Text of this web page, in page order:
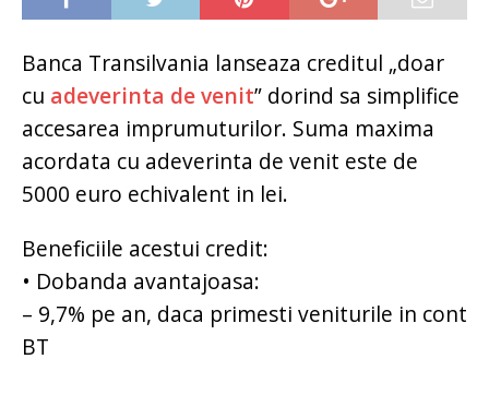
Banca Transilvania lanseaza creditul „doar
cu adeverinta de venit” dorind sa simplifice
accesarea imprumuturilor. Suma maxima
acordata cu adeverinta de venit este de
5000 euro echivalent in lei.
Beneficiile acestui credit:
• Dobanda avantajoasa:
– 9,7% pe an, daca primesti veniturile in cont
BT